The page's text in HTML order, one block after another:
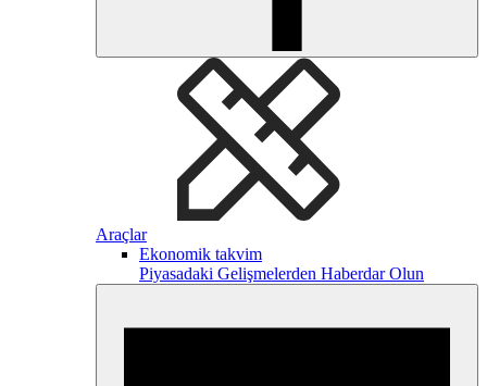
Araçlar
Ekonomik takvim
Piyasadaki Gelişmelerden Haberdar Olun